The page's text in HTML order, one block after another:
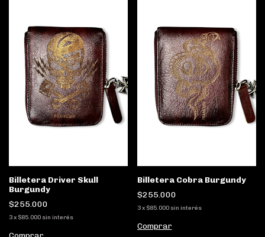
Billetera Driver Skull
Burgundy
$255.000
3x $85.000 sin interés
Billetera Cobra Burgundy
$255.000
3 x $85.000 sin interés
Comprar